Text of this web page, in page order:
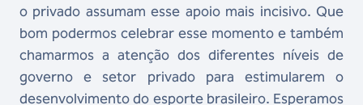
o privado assumam esse apoio mais incisivo. Que
bom podermos celebrar esse momento e também
chamarmos a atenção dos diferentes níveis de
governo e setor privado para estimularem o
desenvolvimento do esporte brasileiro. Esperamos